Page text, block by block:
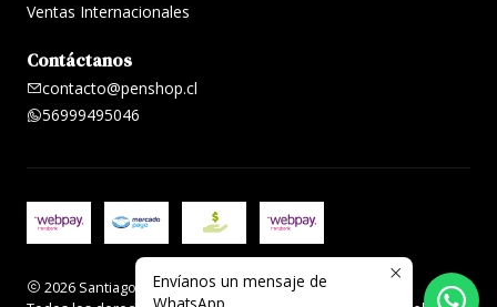
Ventas Internacionales
Contáctanos
contacto@penshop.cl
56999495046
2026 Santiago Penshop plumas, lapiceras y accesorios.
Envíanos un mensaje de